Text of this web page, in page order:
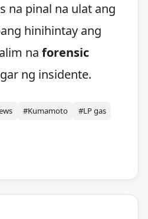
na pinal na ulat ang
hinihintay ang
na forensic
ng insidente.
#Kumamoto
#LP gas